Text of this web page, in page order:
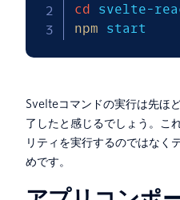
cd
npm start
Svelteコマンドの実行は先ほ
了したと感じるでしょう。こ
リティを実行するのではなく
めです。